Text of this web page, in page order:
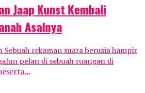
Jaap Kunst Kembali
Asalnya
rekaman suara berusia hampir
pelan di sebuah ruangan di